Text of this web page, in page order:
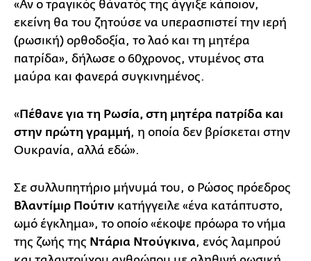
«Αν ο τραγικός θάνατός της άγγιξε κάποιον,
εκείνη θα του ζητούσε να υπερασπιστεί την ιερή
(ρωσική) ορθοδοξία, το λαό και τη μητέρα
πατρίδα», δήλωσε ο 60χρονος, ντυμένος στα
μαύρα και φανερά συγκινημένος.
«Πέθανε για τη Ρωσία, στη μητέρα πατρίδα και
στην πρώτη γραμμή, η οποία δεν βρίσκεται στην
Ουκρανία, αλλά εδώ».
Σε συλλυπητήριο μήνυμά του, ο Ρώσος πρόεδρος
Βλαντίμιρ Πούτιν κατήγγειλε «ένα κατάπτυστο,
ωμό έγκλημα», το οποίο «έκοψε πρόωρα το νήμα
της ζωής της Ντάρια Ντούγκινα, ενός λαμπρού